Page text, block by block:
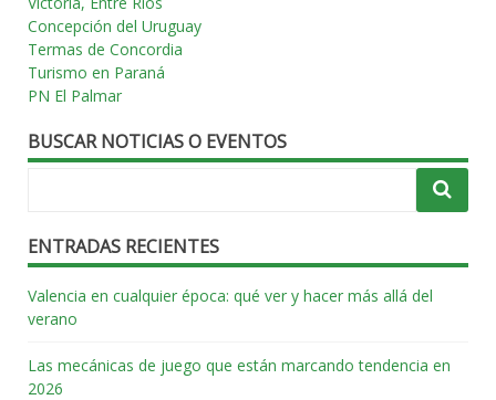
Concepción del Uruguay
Termas de Concordia
Turismo en Paraná
PN El Palmar
BUSCAR NOTICIAS O EVENTOS
ENTRADAS RECIENTES
Valencia en cualquier época: qué ver y hacer más allá del
verano
Las mecánicas de juego que están marcando tendencia en
2026